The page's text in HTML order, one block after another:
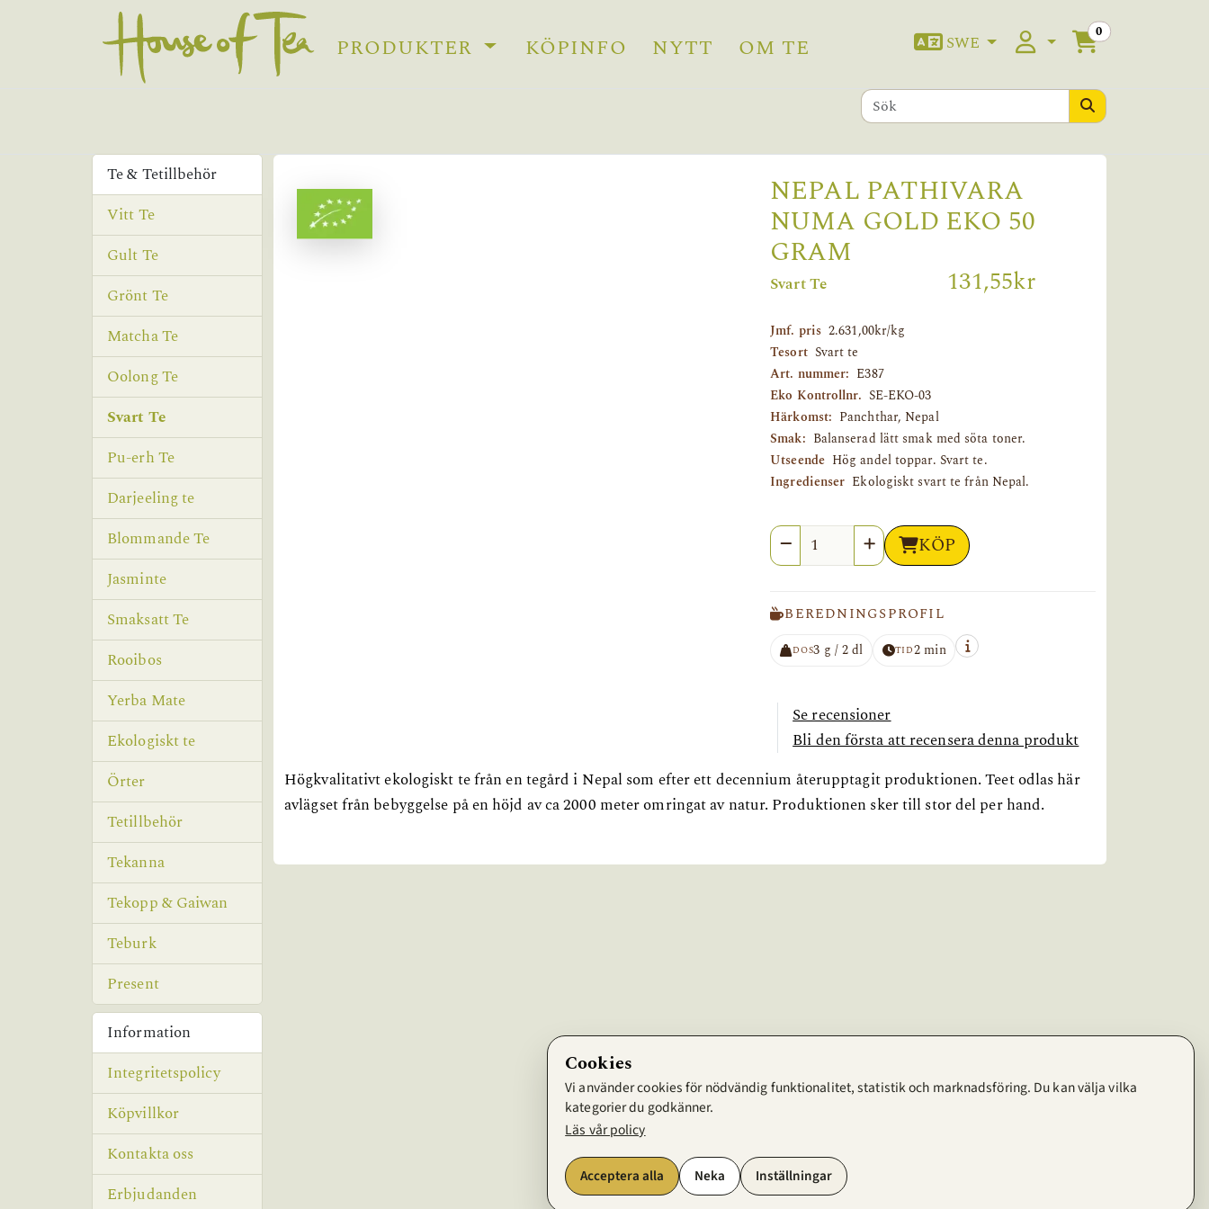
PRODUKTER KÖPINFO NYTT OM TE SWE 0
NEPAL PATHIVARA
NUMA GOLD EKO 50
GRAM
Svart Te 131,55kr
Jmf. pris 2.631,00kr/kg
Tesort Svart te
Art. nummer: E387
Eko Kontrollnr. SE-EKO-03
Härkomst: Panchthar, Nepal
Smak: Balanserad lätt smak med söta toner.
Utseende Hög andel toppar. Svart te.
Ingredienser Ekologiskt svart te från Nepal.
Antal KÖP
BEREDNINGSPROFIL
DOS3 g / 2 dl TID2 min
Se recensioner
Bli den första att recensera denna produkt
Högkvalitativt ekologiskt te från en tegård i Nepal som efter ett decennium återupptagit produktionen. Teet odlas här
avlägset från bebyggelse på en höjd av ca 2000 meter omringat av natur. Produktionen sker till stor del per hand.
Te & Tetillbehör
Vitt Te
Gult Te
Grönt Te
Matcha Te
Oolong Te
Svart Te
Pu-erh Te
Darjeeling te
Blommande Te
Jasminte
Smaksatt Te
Rooibos
Yerba Mate
Ekologiskt te
Örter
Tetillbehör
Tekanna
Tekopp & Gaiwan
Teburk
Present
Information
Integritetspolicy
Köpvillkor
Kontakta oss
Erbjudanden
Cookies
Vi använder cookies för nödvändig funktionalitet, statistik och marknadsföring. Du kan välja vilka
kategorier du godkänner.
Läs vår policy
Acceptera alla Neka Inställningar